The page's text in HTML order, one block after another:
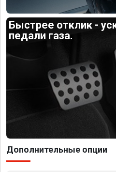
Быстрее отклик -
педали газа.
Дополнительные опции